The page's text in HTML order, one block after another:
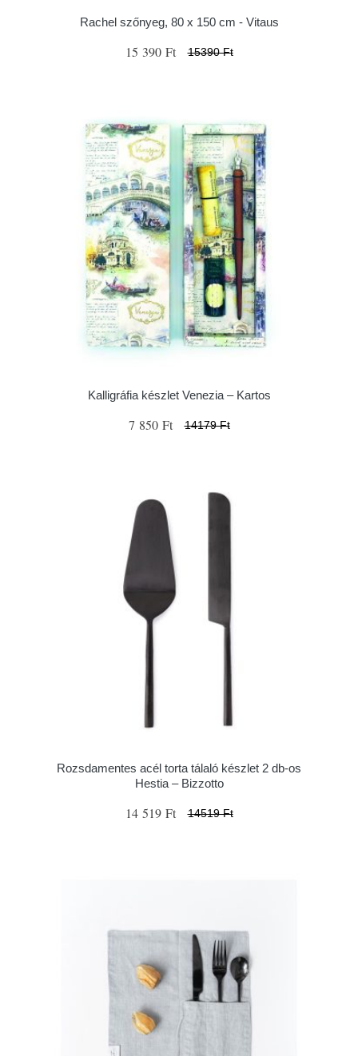
Rachel szőnyeg, 80 x 150 cm - Vitaus
15 390 Ft 15390 Ft
Kalligráfia készlet Venezia – Kartos
7 850 Ft 14179 Ft
Rozsdamentes acél torta tálaló készlet 2 db-os
Hestia – Bizzotto
14 519 Ft 14519 Ft